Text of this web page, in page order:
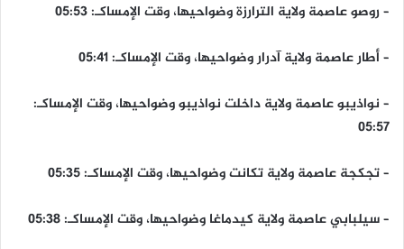
– روصو عاصمة ولاية الترارزة وضواحيها، وقت الإمساكـ: 05:53
– أطار عاصمة ولاية آدرار وضواحيها، وقت الإمساكـ: 05:41
– نواذيبو عاصمة ولاية داخلت نواذيبو وضواحيها، وقت الإمساكـ:
05:57
– تجكجة عاصمة ولاية تكانت وضواحيها، وقت الإمساكـ: 05:35
– سيلبابي عاصمة ولاية كيدماغا وضواحيها، وقت الإمساكـ: 05:38